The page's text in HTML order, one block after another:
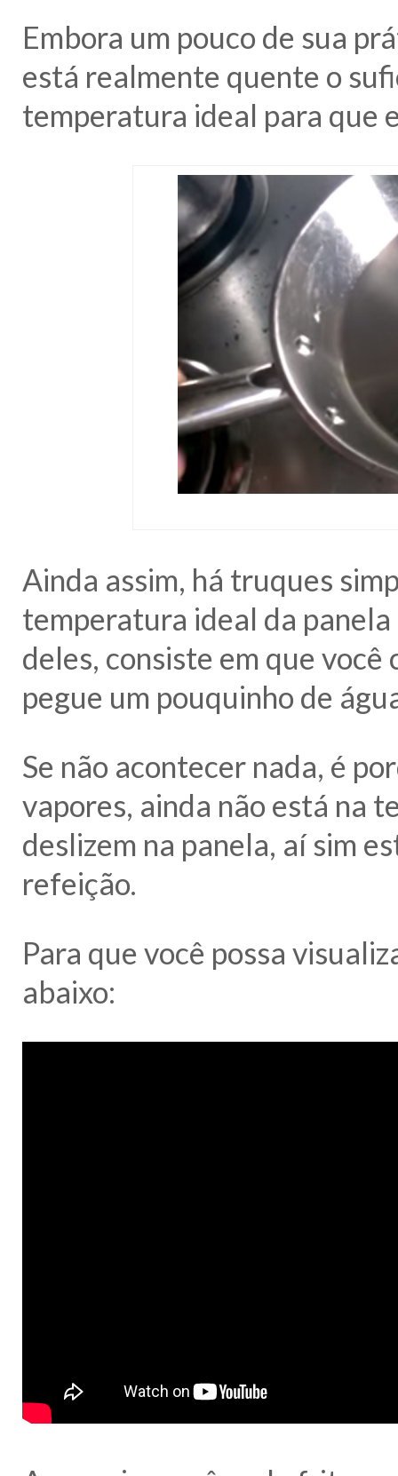
Embora um pouco de sua
está realmente quente o
temperatura ideal para que
Ainda assim, há truques
temperatura ideal da
deles, consiste em que
pegue um pouquinho de
Se não acontecer nada, é
vapores, ainda não está na
deslizem na panela, aí sim
refeição.
Para que você possa
abaixo: